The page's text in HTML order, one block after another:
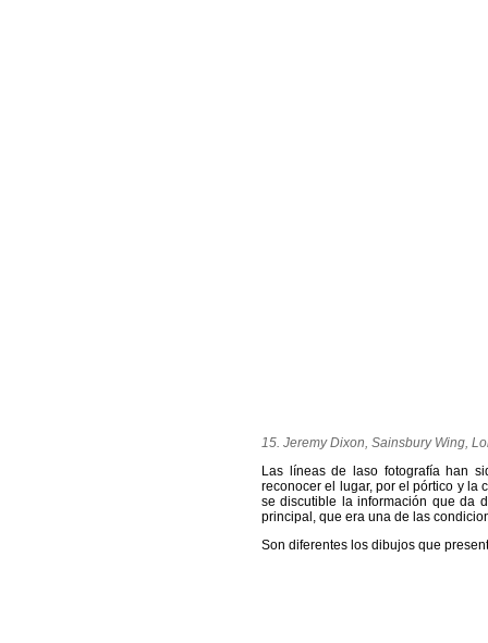
15. Jeremy Dixon, Sainsbury Wing,
Las líneas de laso fotografía han
reconocer el lugar, por el pórtico y la
se discutible la información que da
principal, que era una de las
Son diferentes los dibujos que